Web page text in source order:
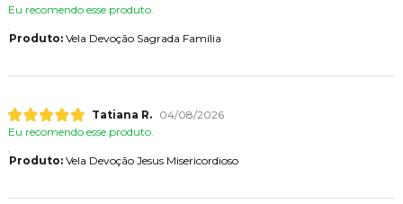
Eu recomendo esse produto.
Produto:Vela Devoção Sagrada Família
Tatiana R.
04/08/2026
Eu recomendo esse produto.
Produto:Vela Devoção Jesus Misericordioso